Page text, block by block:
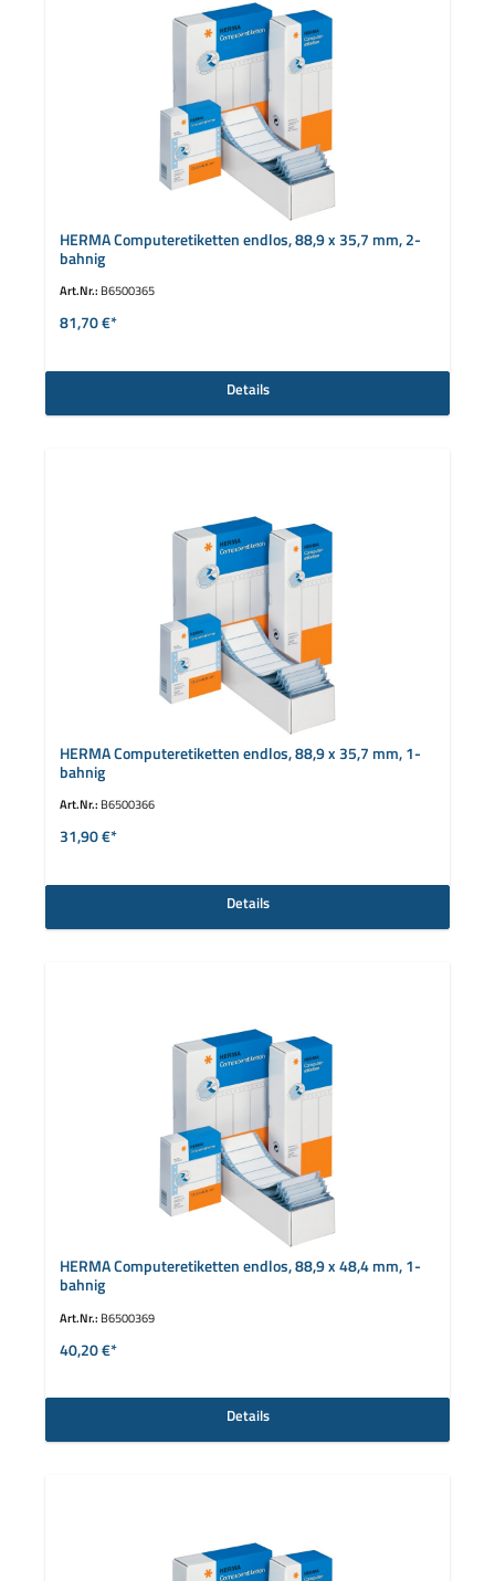
HERMA Computeretiketten endlos, 88,9 x 35,7 mm, 2-
bahnig
Art.Nr.: B6500365
81,70 €*
Details
HERMA Computeretiketten endlos, 88,9 x 35,7 mm, 1-
bahnig
Art.Nr.: B6500366
31,90 €*
Details
HERMA Computeretiketten endlos, 88,9 x 48,4 mm, 1-
bahnig
Art.Nr.: B6500369
40,20 €*
Details